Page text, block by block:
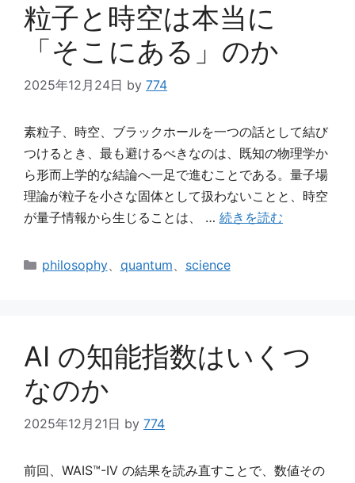
粒子と時空は本当に
「そこにある」のか
2025年12月24日 by 774
素粒子、時空、ブラックホールを一つの話として結び
つけるとき、最も避けるべきなのは、既知の物理学か
ら形而上学的な結論へ一足で進むことである。量子場
理論が粒子を小さな固体として扱わないことと、時空
が量子情報から生じることは、 … 続きを読む
カ
philosophy、 quantum、 science
AI の知能指数はいくつ
なのか
2025年12月21日 by 774
前回、WAIS™-IV の結果を読み直すことで、数値その